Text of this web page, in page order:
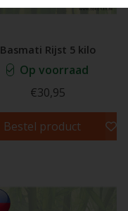
Basmati Rijst 5 kilo
Op voorraad
€30,95
Bestel product